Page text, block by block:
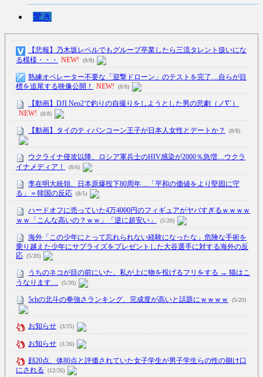
驚き
【悲報】乃木坂レベルでもグループ卒業したら三流タレント扱いにな
る模様・・・
NEW! (8/8)
熟練オペレーター不要な「迎撃ドローン」のテストを完了…自らが目
標を追尾する映像公開！
NEW! (8/8)
【動画】DJI Neo2で釣りの自撮りをしようとした男の悲劇（ノ∇`）
NEW!
(8/8)
【動画】タイのティパンコーン王子が日本人女性とデートか？ (8/8)
ウクライナ侵攻以降、ロシア軍兵士のHIV感染が2000％急増…ウクラ
イナメディア！
(8/6)
李在明大統領、日本原爆投下80周年…「平和の価値をより堅固に守
る」＝韓国の反応 (8/5)
ハードオフに売っていた4万4000円のフィギュアがヤバすぎるｗｗｗｗ
ｗｗ「こんな高いの？ｗｗ」「逆に超安い」
(5/20)
海外「この少年にとって忘れられない経験になったな」危険な手術を
乗り越えた少年にサプライズをプレゼントした大谷選手に対する海外の反
応 (5/20)
うちのネコが目の前にいた。私が上に物を投げるフリをする → 猫はこ
うなります…
(5/20)
5chの北斗の拳強さランキング、完成度が高いと話題にｗｗｗｗ (5/20)
お知らせ (3/25)
お知らせ (1/26)
顔20点、体80点と評価されていた女子学生が男子学生らの性の捌け口
にされる
(12/26)